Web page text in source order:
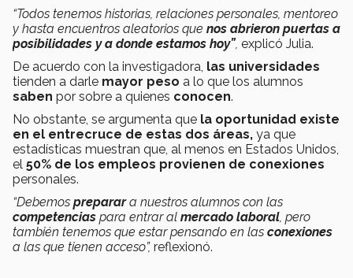
“Todos tenemos historias, relaciones personales, mentoreo
y hasta encuentros aleatorios que nos abrieron puertas a
posibilidades y a donde estamos hoy”, explicó Julia.
De acuerdo con la investigadora, las universidades
tienden a darle mayor peso a lo que los alumnos
saben por sobre a quienes conocen.
No obstante, se argumenta que la oportunidad existe
en el entrecruce de estas dos áreas, ya que
estadísticas muestran que, al menos en Estados Unidos,
el 50% de los empleos provienen de conexiones
personales.
“Debemos preparara nuestros alumnos con las
competencias para entrar al mercado laboral, pero
también tenemos que estar pensando en las conexiones
a las que tienen acceso”, reflexionó.